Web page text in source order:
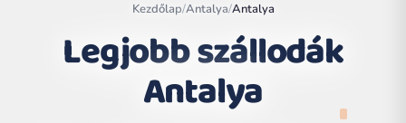
Leaflet ©
OpenStreetMap
Kezdőlap/Antalya/Antalya
Legjobb szállodák
Antalya